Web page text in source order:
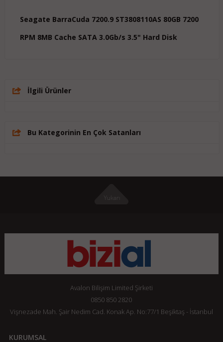
Seagate BarraCuda 7200.9 ST3808110AS 80GB 7200
RPM 8MB Cache SATA 3.0Gb/s 3.5" Hard Disk
İlgili Ürünler
Bu Kategorinin En Çok Satanları
Avalon Bilişim Limited Şirketi
0850 850 2820
Vişnezade Mah. Şair Nedim Cad. Konak Ap. No:77/1 Beşiktaş - İstanbul
KURUMSAL